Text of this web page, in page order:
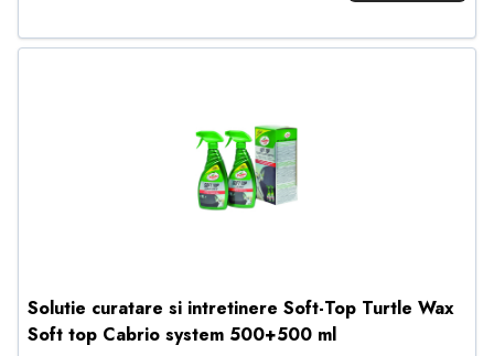
Solutie curatare si intretinere Soft-Top Turtle Wax
Soft top Cabrio system 500+500 ml